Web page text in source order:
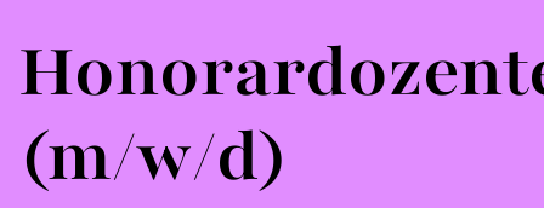
(m/w/d)